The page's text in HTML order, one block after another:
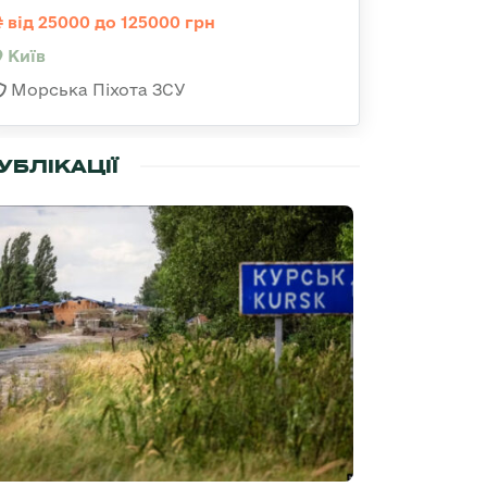
від 25000 до 125000 грн
Київ
Морська Піхота ЗСУ